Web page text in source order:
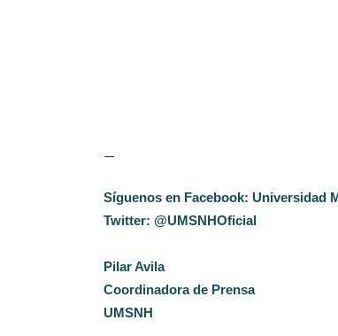
—
Síguenos en Facebook: Universidad
Twitter: @UMSNHOficial
Pilar Avila
Coordinadora de Prensa
UMSNH